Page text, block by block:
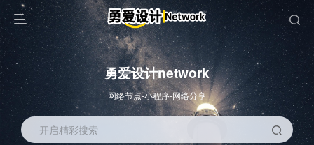
勇爱设计network
网络节点-小程序-网络分享
开启精彩搜索